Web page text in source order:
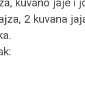
2 kuvana